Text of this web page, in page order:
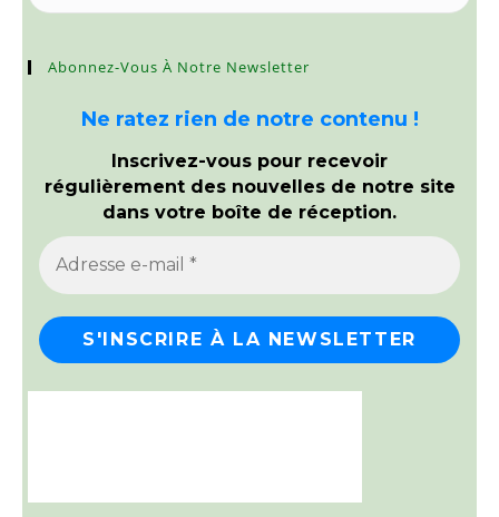
Abonnez-Vous À Notre Newsletter
Ne ratez rien de notre contenu !
Inscrivez-vous pour recevoir
régulièrement des nouvelles de notre site
dans votre boîte de réception.